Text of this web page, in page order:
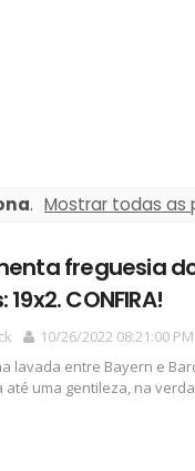
. Mostrar todas as
freguesia
CONFIRA!
10/26/2022 08:21:00 PM
lavada entre Bayern e
uma gentileza, na